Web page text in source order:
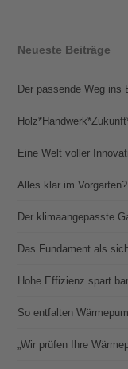
Neueste Beiträge
Der passende Weg ins
Eine Welt voller
Alles klar im Vorgarten?
Der klimaangepasste
Das Fundament als
Hohe Effizienz spart
So entfalten
„Wir prüfen Ihre